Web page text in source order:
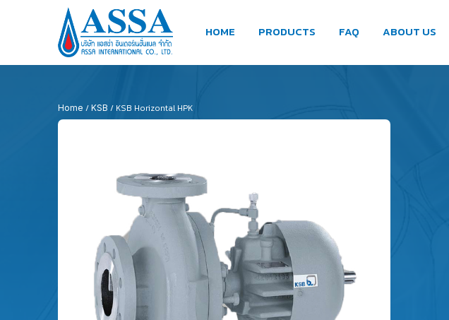
HOME PRODUCTS FAQ ABOUT US
Home / KSB / KSB Horizontal HPK